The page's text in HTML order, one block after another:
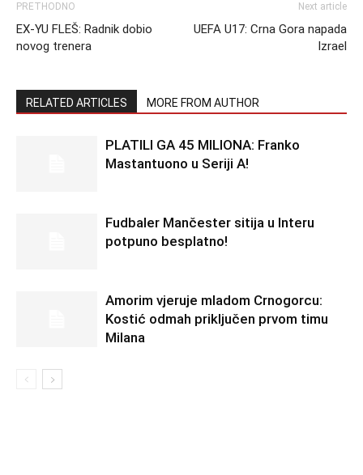
PRETHODNO
EX-YU FLEŠ: Radnik dobio
novog trenera
Next article
UEFA U17: Crna Gora napada
Izrael
RELATED ARTICLES MORE FROM AUTHOR
PLATILI GA 45 MILIONA: Franko
Mastantuono u Seriji A!
Fudbaler Mančester sitija u Interu
potpuno besplatno!
Amorim vjeruje mladom Crnogorcu:
Kostić odmah priključen prvom timu
Milana